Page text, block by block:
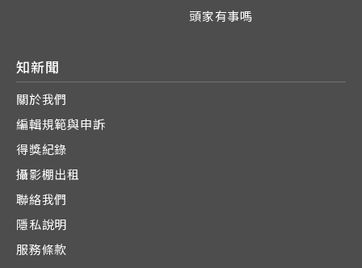
頭家有事嗎
知新聞
關於我們
編輯規範與申訴
得獎紀錄
攝影棚出租
聯絡我們
隱私說明
服務條款